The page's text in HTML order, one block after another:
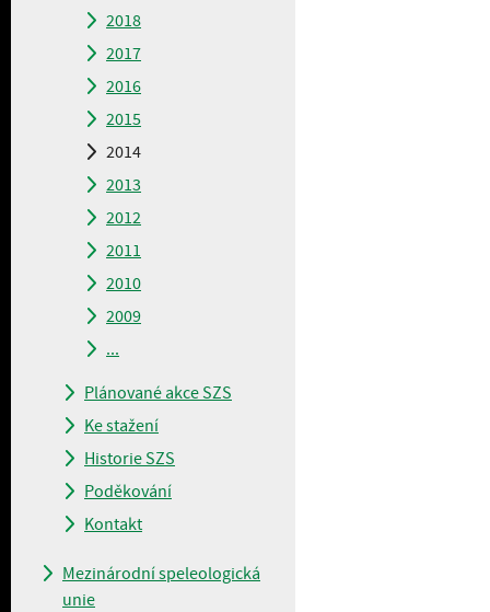
2018
2017
2016
2015
2014
2013
2012
2011
2010
2009
...
Plánované akce SZS
Ke stažení
Historie SZS
Poděkování
Kontakt
Mezinárodní speleologická
unie